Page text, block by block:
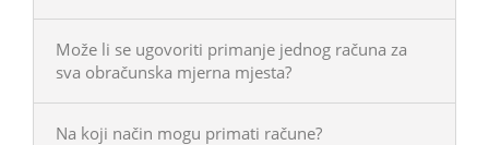
Može li se ugovoriti primanje jednog računa za
sva obračunska mjerna mjesta?
Na koji način mogu primati račune?